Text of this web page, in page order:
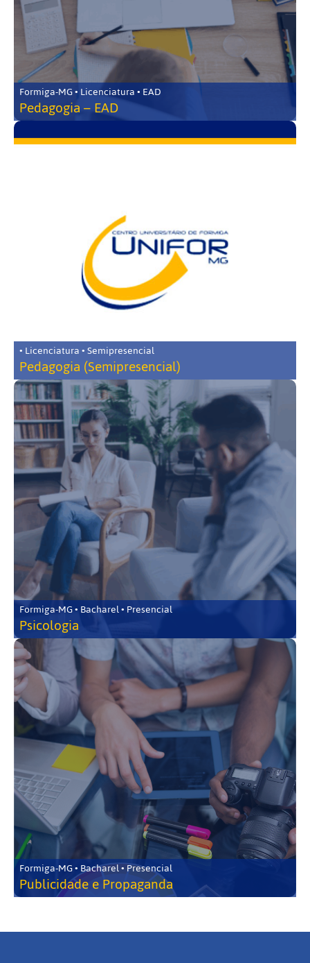
Formiga-MG • Licenciatura • EAD
Pedagogia – EAD
• Licenciatura • Semipresencial
Pedagogia (Semipresencial)
Formiga-MG • Bacharel • Presencial
Psicologia
Formiga-MG • Bacharel • Presencial
Publicidade e Propaganda